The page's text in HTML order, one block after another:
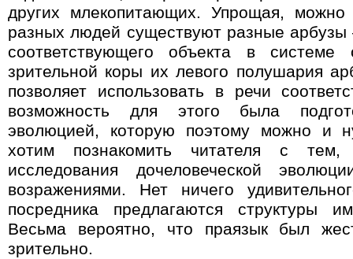
других млекопитающих. Упрощая, можно
разных людей существуют разные арбузы
соответствующего объекта в
зрительной коры их левого полушария
позволяет использовать в речи
возможность для этого была
эволюцией, которую поэтому можно и
хотим познакомить читателя с тем,
исследования дочеловеческой
возражениями.
Нет ничего
посредника предлагаются структуры
Весьма вероятно, что праязык был
зрительно.